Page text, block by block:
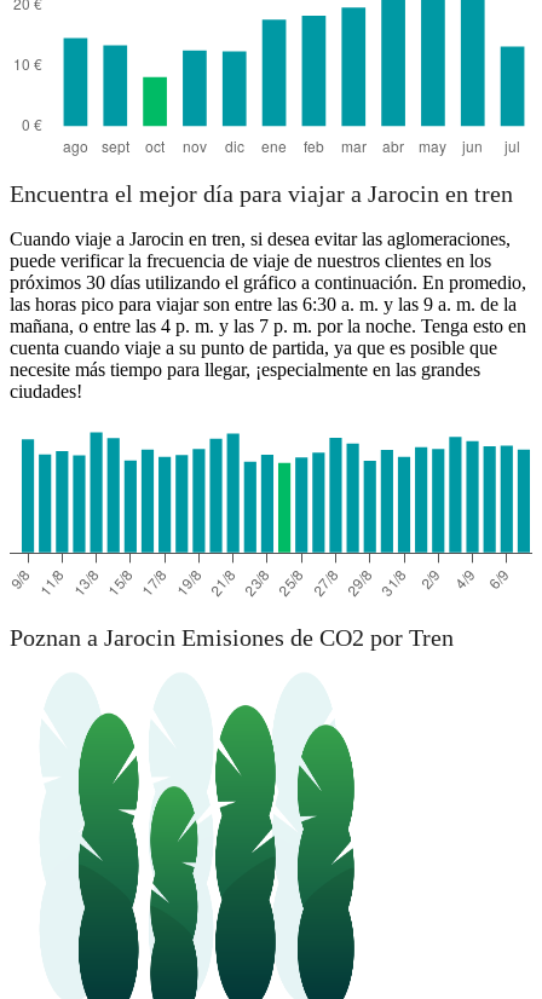
Encuentra el mejor día para viajar a Jarocin en tren
Cuando viaje a Jarocin en tren, si desea evitar las aglomeraciones,
puede verificar la frecuencia de viaje de nuestros clientes en los
próximos 30 días utilizando el gráfico a continuación. En promedio,
las horas pico para viajar son entre las 6:30 a. m. y las 9 a. m. de la
mañana, o entre las 4 p. m. y las 7 p. m. por la noche. Tenga esto en
cuenta cuando viaje a su punto de partida, ya que es posible que
necesite más tiempo para llegar, ¡especialmente en las grandes
ciudades!
Poznan a Jarocin Emisiones de CO2 por Tren